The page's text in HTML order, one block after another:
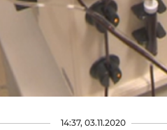
14:37, 03.11.2020